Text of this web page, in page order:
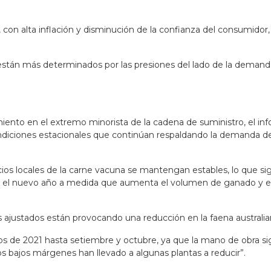
alta inflación y disminución de la confianza del
más determinados por las presiones del lado de la
en el extremo minorista de la cadena de suministro, el
estacionales que continúan respaldando la demanda
locales de la carne vacuna se mantengan estables, lo que
el nuevo año a medida que aumenta el volumen de ganado y
están provocando una reducción en la faena
de 2021 hasta setiembre y octubre, ya que la mano de obra
márgenes han llevado a algunas plantas a reducir”.